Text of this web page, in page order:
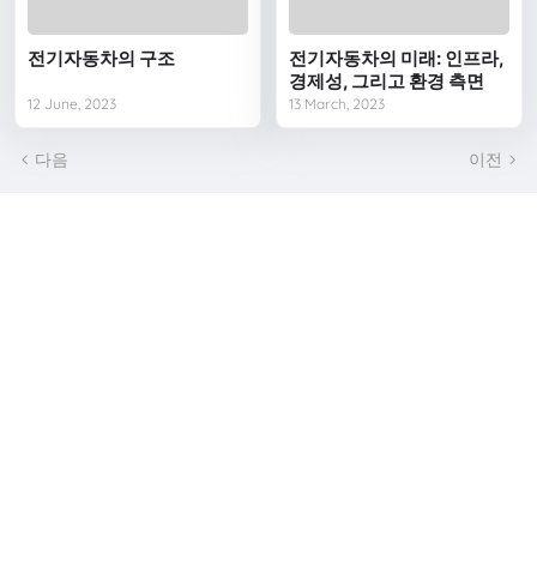
전기자동차의 구조
12 June, 2023
전기자동차의 미래: 인프라,
경제성, 그리고 환경 측면
13 March, 2023
다음 이전